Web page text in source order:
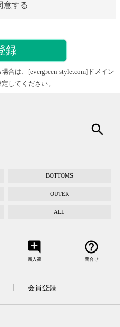
意する
録
合は、 [evergreen-style.com] ドメイン
してください。
search
BOTTOMS
OUTER
ALL
add_comment
新入荷
help_outline
問合せ
会員登録